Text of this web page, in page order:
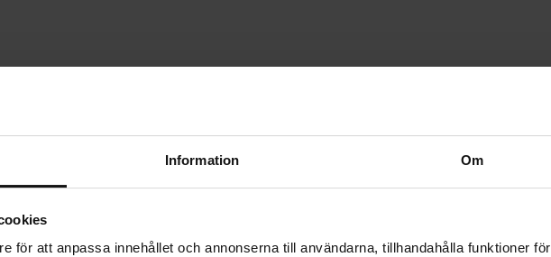
Information Om
för att anpassa innehållet och annonserna till användarna, tillhandahålla funktioner för